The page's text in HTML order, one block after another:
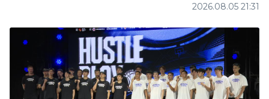
2026.08.05 21:31